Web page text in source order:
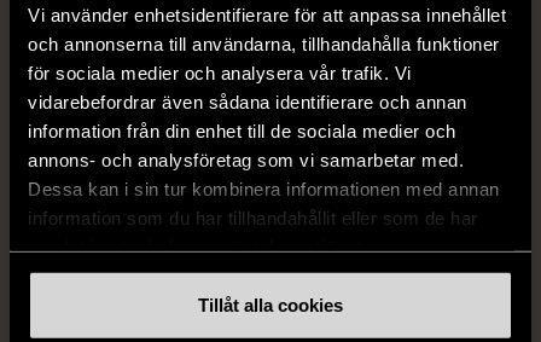
Vi använder enhetsidentifierare för att anpassa innehållet
och annonserna till användarna, tillhandahålla funktioner
för sociala medier och analysera vår trafik. Vi
vidarebefordrar även sådana identifierare och annan
information från din enhet till de sociala medier och
annons- och analysföretag som vi samarbetar med.
Dessa kan i sin tur kombinera informationen med annan
information som du har tillhandahållit eller som de har
Tillåt alla cookies
Skick
Produkten har använts men är av fin
kvalitet, det kan förekomma mindre
förslitningar.
Läs mer om hur vi bedömer